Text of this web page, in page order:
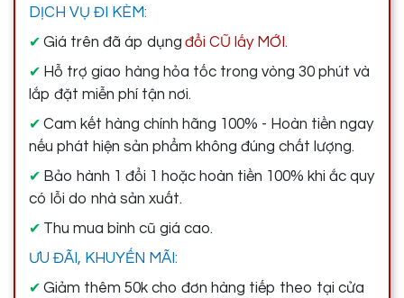
DỊCH VỤ ĐI KÈM:
✔ Giá trên đã áp dụng đổi CŨ lấy MỚI.
✔ Hỗ trợ giao hàng hỏa tốc trong vòng 30 phút và
lắp đặt miễn phí tận nơi.
✔ Cam kết hàng chính hãng 100% - Hoàn tiền ngay
nếu phát hiện sản phẩm không đúng chất lượng.
✔ Bảo hành 1 đổi 1 hoặc hoàn tiền 100% khi ắc quy
có lỗi do nhà sản xuất.
✔ Thu mua bình cũ giá cao.
ƯU ĐÃI, KHUYẾN MÃI:
✔ Giảm thêm 50k cho đơn hàng tiếp theo tại cửa